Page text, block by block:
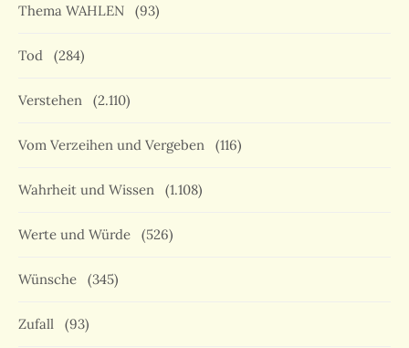
Thema WAHLEN (93)
Tod (284)
Verstehen (2.110)
Vom Verzeihen und Vergeben (116)
Wahrheit und Wissen (1.108)
Werte und Würde (526)
Wünsche (345)
Zufall (93)